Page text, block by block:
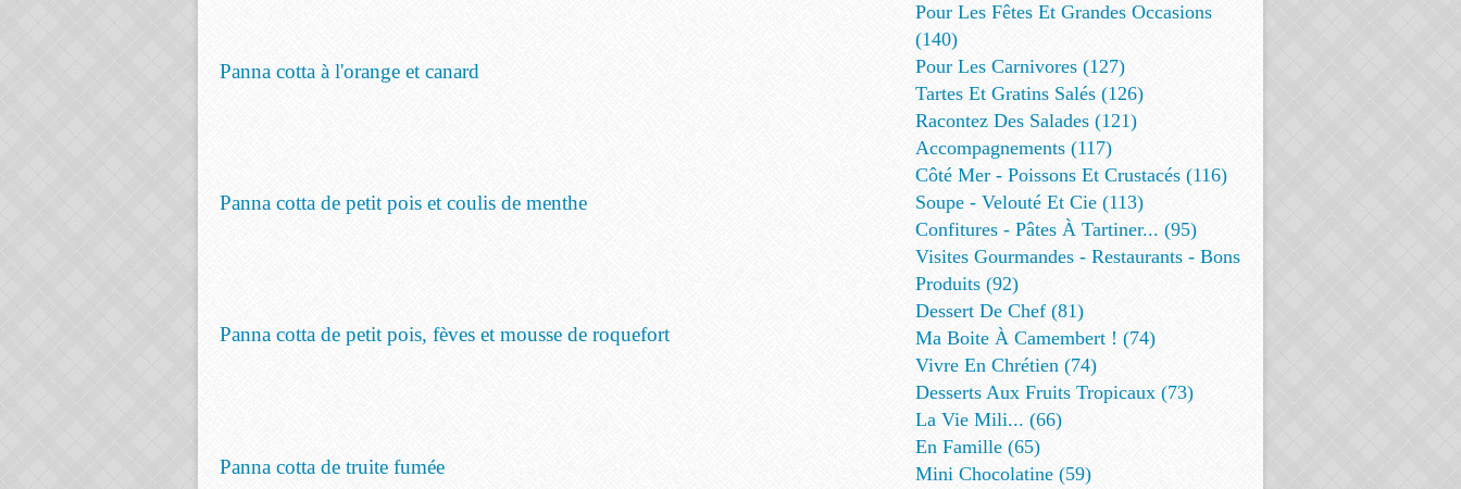
Panna cotta à l'orange et canard
Panna cotta de petit pois et coulis de menthe
Panna cotta de petit pois, fèves et mousse de roquefort
Panna cotta de truite fumée
Pour Les Fêtes Et Grandes Occasions
(140)
Pour Les Carnivores (127)
Tartes Et Gratins Salés (126)
Racontez Des Salades (121)
Accompagnements (117)
Côté Mer - Poissons Et Crustacés (116)
Soupe - Velouté Et Cie (113)
Confitures - Pâtes À Tartiner... (95)
Visites Gourmandes - Restaurants - Bons
Produits (92)
Dessert De Chef (81)
Ma Boite À Camembert ! (74)
Vivre En Chrétien (74)
Desserts Aux Fruits Tropicaux (73)
La Vie Mili... (66)
En Famille (65)
Mini Chocolatine (59)